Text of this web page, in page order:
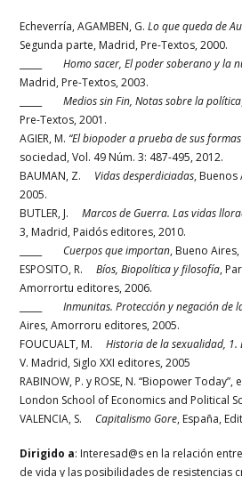
Echeverría, AGAMBEN, G.Lo que queda de
Segunda parte, Madrid, Pre-Textos, 2000.
_____Homo sacer, El poder soberano y la
Madrid, Pre-Textos, 2003.
_____Medios sin Fin, Notas sobre la política
Pre-Textos, 2001.
AGIER, M.“El biopoder a prueba de sus formas
sociedad, Vol. 49 Núm. 3: 487-495, 2012.
BAUMAN, Z. Vidas desperdiciadas,
2005.
BUTLER, J.Marcos de Guerra. Las vidas
3, Madrid, Paidós editores, 2010.
Cuerpos que importan, Bueno
ESPOSITO, R.Bíos, Biopolítica y filosofía,
Amorrortu editores, 2006.
Inmunitas. Protección y negación de
Aires, Amorroru editores, 2005.
FOUCUALT, M.Historia de la sexualidad,
V. Madrid, Siglo XXI editores, 2005
RABINOW, P. y ROSE, N. “Biopower Today”,
London School of Economics and Political
VALENCIA, S.
Capitalismo Gore, España,
Dirigido a: Interesad@s en la relación
de vida y las posibilidades de resistencias